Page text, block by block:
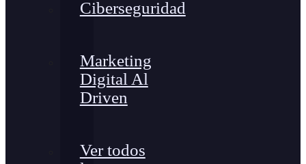
Ciberseguridad
Marketing
Digital Al
Driven
Ver todos